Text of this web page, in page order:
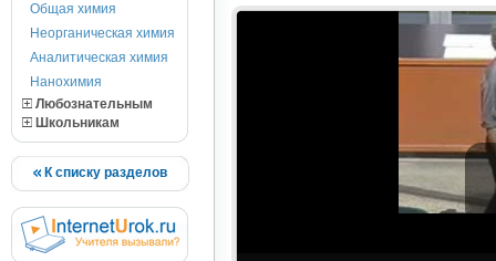
Общая химия
Неорганическая химия
Аналитическая химия
Нанохимия
Любознательным
Школьникам
К списку разделов